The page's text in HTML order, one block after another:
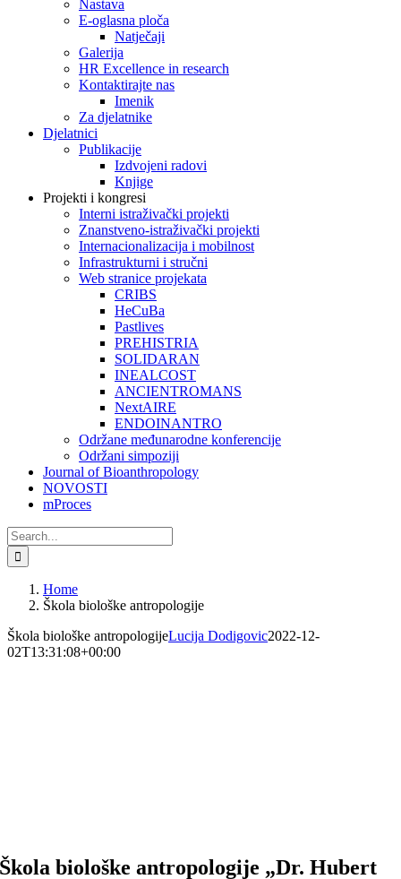
Nastava
E-oglasna ploča
Natječaji
Galerija
HR Excellence in research
Kontaktirajte nas
Imenik
Za djelatnike
Djelatnici
Publikacije
Izdvojeni radovi
Knjige
Projekti i kongresi
Interni istraživački projekti
Znanstveno-istraživački projekti
Internacionalizacija i mobilnost
Infrastrukturni i stručni
Web stranice projekata
CRIBS
HeCuBa
Pastlives
PREHISTRIA
SOLIDARAN
INEALCOST
ANCIENTROMANS
NextAIRE
ENDOINANTRO
Održane međunarodne konferencije
Održani simpoziji
Journal of Bioanthropology
NOVOSTI
mProces
Search
for:
Home
Škola biološke antropologije
Škola biološke antropologijeLucija Dodigovic2022-12-
02T13:31:08+00:00
Škola biološke antropologije „Dr. Hubert